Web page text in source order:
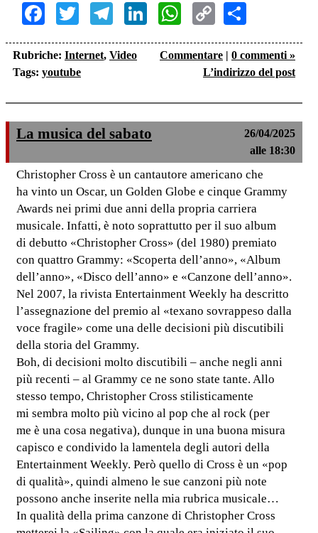
Facebook
TwitterTelegram
LinkedInWhatsApp
Copy
Link
Rubriche: Internet, Video
Tags: youtube
Commentare | 0 commenti »
L’indirizzo del post
La musica del sabato
26/04/2025
alle 18:30
Christopher Cross è un cantautore americano che
ha vinto un Oscar, un Golden Globe e cinque Grammy
Awards nei primi due anni della propria carriera
musicale. Infatti, è noto soprattutto per il suo album
di debutto «Christopher Cross» (del 1980) premiato
con quattro Grammy: «Scoperta dell’anno», «Album
dell’anno», «Disco dell’anno» e «Canzone dell’anno».
Nel 2007, la rivista Entertainment Weekly ha descritto
l’assegnazione del premio al «texano sovrappeso dalla
voce fragile» come una delle decisioni più discutibili
della storia del Grammy.
Boh, di decisioni molto discutibili – anche negli anni
più recenti – al Grammy ce ne sono state tante. Allo
stesso tempo, Christopher Cross stilisticamente
mi sembra molto più vicino al pop che al rock (per
me è una cosa negativa), dunque in una buona misura
capisco e condivido la lamentela degli autori della
Entertainment Weekly. Però quello di Cross è un «pop
di qualità», quindi almeno le sue canzoni più note
possono anche inserite nella mia rubrica musicale…
In qualità della prima canzone di Christopher Cross